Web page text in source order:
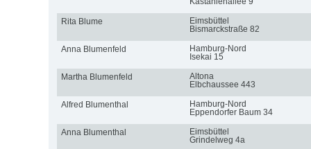
Rita Blume
Eimsbüttel
Bismarckstraße 82
Anna Blumenfeld
Hamburg-Nord
Isekai 15
Martha Blumenfeld
Altona
Elbchaussee 443
Alfred Blumenthal
Hamburg-Nord
Eppendorfer Baum 34
Anna Blumenthal
Eimsbüttel
Grindelweg 4a